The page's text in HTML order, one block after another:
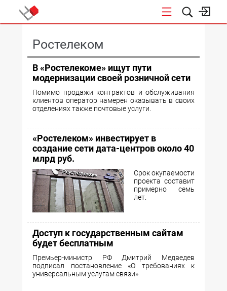
Ростелеком
В «Ростелекоме» ищут пути
модернизации своей розничной сети
Помимо продажи контрактов и обслуживания
клиентов оператор намерен оказывать в своих
отделениях также почтовые услуги.
«Ростелеком» инвестирует в
создание сети дата-центров около 40
млрд руб.
Срок окупаемости
проекта составит
примерно семь
лет.
Доступ к государственным сайтам
будет бесплатным
Премьер-министр РФ Дмитрий Медведев
подписал постановление «О требованиях к
универсальным услугам связи»